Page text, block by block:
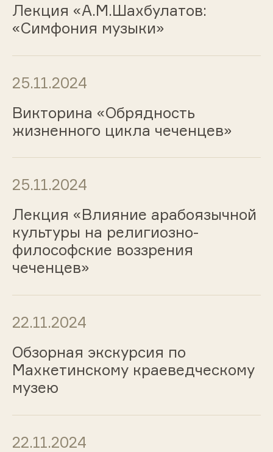
Лекция «А.М.Шахбулатов:
«Симфония музыки»
25.11.2024
Викторина «Обрядность
жизненного цикла чеченцев»
25.11.2024
Лекция «Влияние арабоязычной
культуры на религиозно-
философские воззрения
чеченцев»
22.11.2024
Обзорная экскурсия по
Махкетинскому краеведческому
музею
22.11.2024